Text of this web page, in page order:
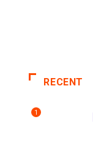
RECENT
1